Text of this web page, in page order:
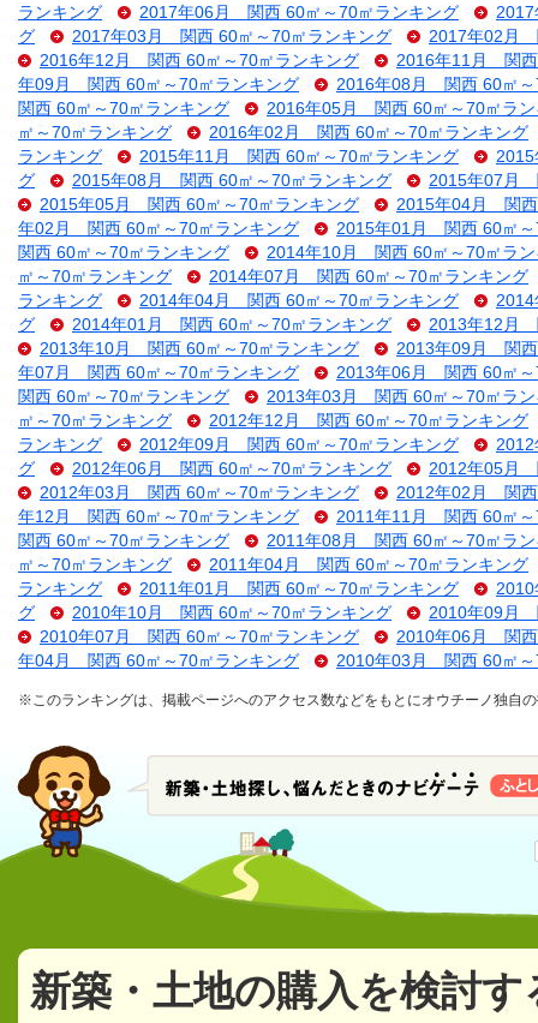
ランキング
2017年06月 関西 60㎡～70㎡ランキング
グ
2017年03月 関西 60㎡～70㎡ランキング
2017年02月
2016年12月 関西 60㎡～70㎡ランキング
2016年11月 関西
年09月 関西 60㎡～70㎡ランキング
2016年08月 関西 60㎡～
関西 60㎡～70㎡ランキング
2016年05月 関西 60㎡～70㎡ラン
㎡～70㎡ランキング
2016年02月 関西 60㎡～70㎡ランキング
ランキング
2015年11月 関西 60㎡～70㎡ランキング
グ
2015年08月 関西 60㎡～70㎡ランキング
2015年07月
2015年05月 関西 60㎡～70㎡ランキング
2015年04月 関西
年02月 関西 60㎡～70㎡ランキング
2015年01月 関西 60㎡～
関西 60㎡～70㎡ランキング
2014年10月 関西 60㎡～70㎡ラン
㎡～70㎡ランキング
2014年07月 関西 60㎡～70㎡ランキング
ランキング
2014年04月 関西 60㎡～70㎡ランキング
グ
2014年01月 関西 60㎡～70㎡ランキング
2013年12月
2013年10月 関西 60㎡～70㎡ランキング
2013年09月 関西
年07月 関西 60㎡～70㎡ランキング
2013年06月 関西 60㎡～
関西 60㎡～70㎡ランキング
2013年03月 関西 60㎡～70㎡ラン
㎡～70㎡ランキング
2012年12月 関西 60㎡～70㎡ランキング
ランキング
2012年09月 関西 60㎡～70㎡ランキング
グ
2012年06月 関西 60㎡～70㎡ランキング
2012年05月
2012年03月 関西 60㎡～70㎡ランキング
2012年02月 関西
年12月 関西 60㎡～70㎡ランキング
2011年11月 関西 60㎡～
関西 60㎡～70㎡ランキング
2011年08月 関西 60㎡～70㎡ラン
㎡～70㎡ランキング
2011年04月 関西 60㎡～70㎡ランキング
ランキング
2011年01月 関西 60㎡～70㎡ランキング
グ
2010年10月 関西 60㎡～70㎡ランキング
2010年09月
2010年07月 関西 60㎡～70㎡ランキング
2010年06月 関西
年04月 関西 60㎡～70㎡ランキング
2010年03月 関西 60㎡～
※このランキングは、掲載ページへのアクセス数などをもとにオウチーノ独自
新築・土地の購入を検討